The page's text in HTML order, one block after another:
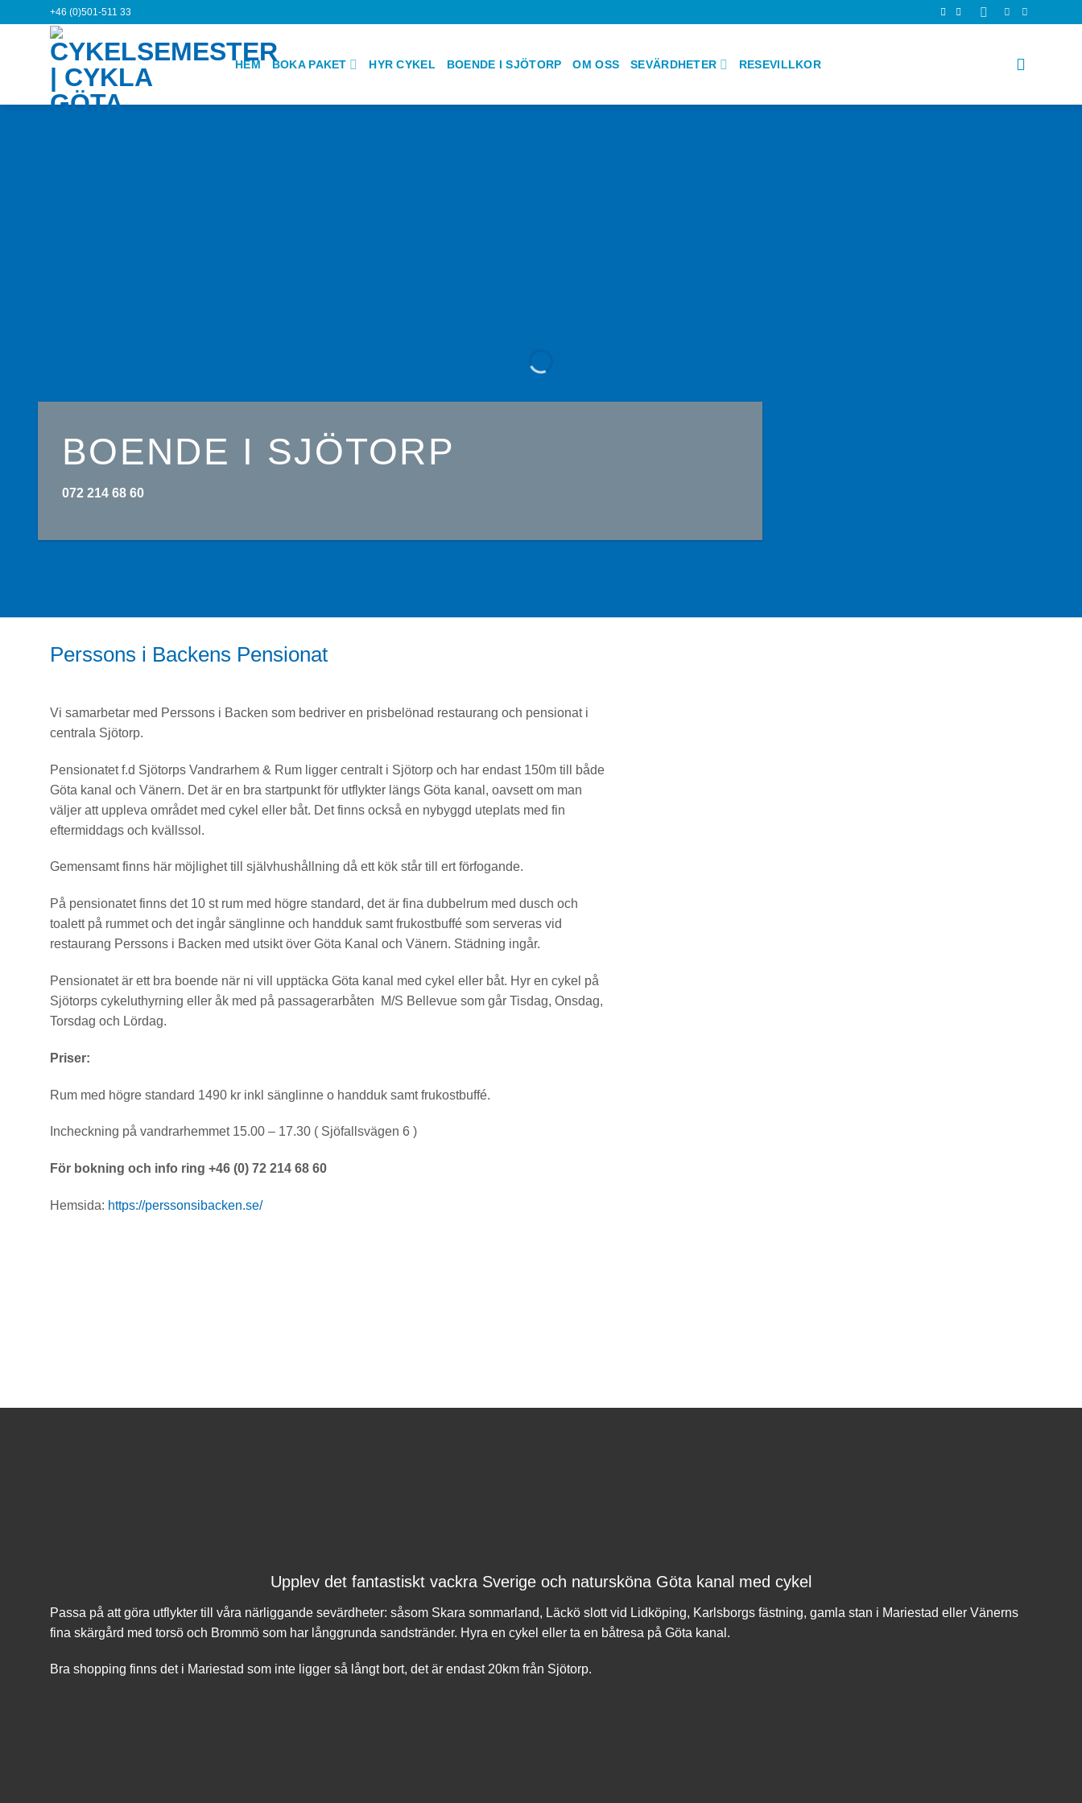
+46 (0)501-511 33
HEM BOKA PAKET HYR CYKEL BOENDE I SJÖTORP OM OSS SEVÄRDHETER RESEVILLKOR
BOENDE I SJÖTORP
072 214 68 60
Perssons i Backens Pensionat
Vi samarbetar med Perssons i Backen som bedriver en prisbelönad restaurang och pensionat i
centrala Sjötorp.
Pensionatet f.d Sjötorps Vandrarhem & Rum ligger centralt i Sjötorp och har endast 150m till både
Göta kanal och Vänern. Det är en bra startpunkt för utflykter längs Göta kanal, oavsett om man
väljer att uppleva området med cykel eller båt. Det finns också en nybyggd uteplats med fin
eftermiddags och kvällssol.
Gemensamt finns här möjlighet till självhushållning då ett kök står till ert förfogande.
På pensionatet finns det 10 st rum med högre standard, det är fina dubbelrum med dusch och
toalett på rummet och det ingår sänglinne och handduk samt frukostbuffé som serveras vid
restaurang Perssons i Backen med utsikt över Göta Kanal och Vänern. Städning ingår.
Pensionatet är ett bra boende när ni vill upptäcka Göta kanal med cykel eller båt. Hyr en cykel på
Sjötorps cykeluthyrning eller åk med på passagerarbåten M/S Bellevue som går Tisdag, Onsdag,
Torsdag och Lördag.
Priser:
Rum med högre standard 1490 kr inkl sänglinne o handduk samt frukostbuffé.
Incheckning på vandrarhemmet 15.00 – 17.30 ( Sjöfallsvägen 6 )
För bokning och info ring +46 (0) 72 214 68 60
Hemsida: https://perssonsibacken.se/
Upplev det fantastiskt vackra Sverige och natursköna Göta kanal med cykel
Passa på att göra utflykter till våra närliggande sevärdheter: såsom Skara sommarland, Läckö slott vid Lidköping, Karlsborgs fästning, gamla stan i Mariestad eller Vänerns
fina skärgård med torsö och Brommö som har långgrunda sandstränder. Hyra en cykel eller ta en båtresa på Göta kanal.
Bra shopping finns det i Mariestad som inte ligger så långt bort, det är endast 20km från Sjötorp.